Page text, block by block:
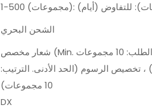
الشحن البحري
شعار مخصص (Min. الطلب: 10 مجموعات)، التعبئة والتغليف حسب الطلب
10 مجموعات) ، تخصيص الرسوم (الحد الأدنى. الترتيب:
10 مجموعات)
DX